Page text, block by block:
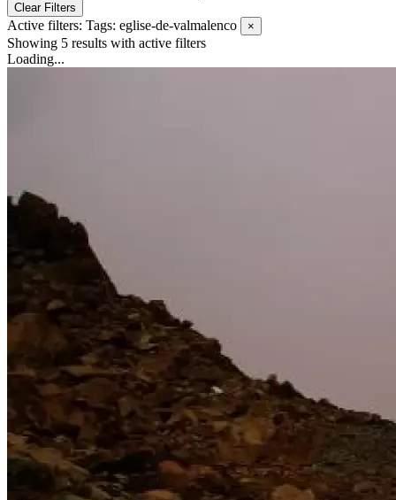
Clear Filters
Active filters: Tags: eglise-de-valmalenco ×
Showing 5 results with active filters
Loading...